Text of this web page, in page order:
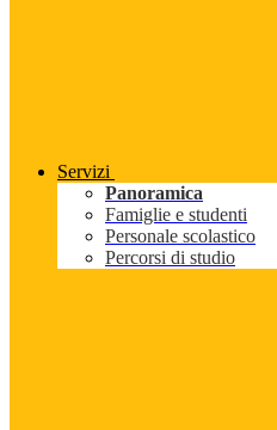
Servizi
Panoramica
Famiglie e studenti
Personale scolastico
Percorsi di studio